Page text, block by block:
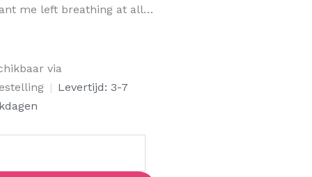
me left breathing at all…
via
| Levertijd: 3-7